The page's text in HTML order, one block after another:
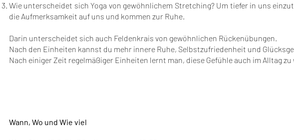
Wie unterscheidet sich Yoga von gewöhnlichem Stretching? Um tiefer in uns
die Aufmerksamkeit auf uns und kommen zur Ruhe.
Darin unterscheidet sich auch Feldenkrais von gewöhnlichen Rückenübungen.
Nach den Einheiten kannst du mehr innere Ruhe, Selbstzufriedenheit und
Nach einiger Zeit regelmäßiger Einheiten lernt man, diese Gefühle auch im Alltag zu
Wann, Wo und Wie viel